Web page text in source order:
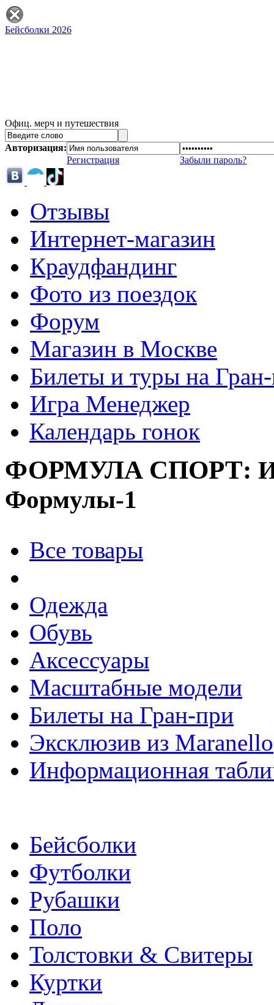
Бейсболки 2026
Офиц. мерч и путешествия
Авторизация:
Регистрация
Забыли пароль?
Отзывы
Интернет-магазин
Краудфандинг
Фото из поездок
Форум
Магазин в Москве
Билеты и туры на
Игра Менеджер
Календарь гонок
ФОРМУЛА СПОРТ:
Формулы-1
Все товары
Одежда
Обувь
Аксессуары
Масштабные модели
Билеты на Гран-при
Эксклюзив из Maranello
Информационная
Бейсболки
Футболки
Рубашки
Поло
Толстовки & Свитеры
Куртки